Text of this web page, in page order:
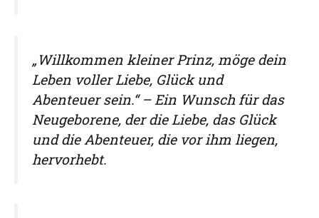
„Willkommen kleiner Prinz, möge dein
Leben voller Liebe, Glück und
Abenteuer sein.“ – Ein Wunsch für das
Neugeborene, der die Liebe, das Glück
und die Abenteuer, die vor ihm liegen,
hervorhebt.